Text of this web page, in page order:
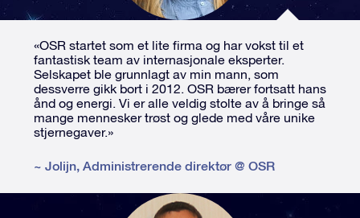
«OSR startet som et lite firma og har vokst til et
fantastisk team av internasjonale eksperter.
Selskapet ble grunnlagt av min mann, som
dessverre gikk bort i 2012. OSR bærer fortsatt hans
ånd og energi. Vi er alle veldig stolte av å bringe så
mange mennesker trøst og glede med våre unike
stjernegaver.»
~ Jolijn, Administrerende direktør @ OSR